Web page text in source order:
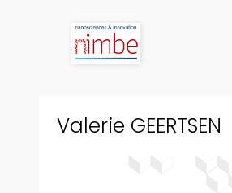
Valerie GEERTSEN